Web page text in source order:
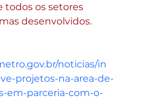
todos os setores
desenvolvidos.
noticias/in
projetos-na-area-de-
em-parceria-com-o-